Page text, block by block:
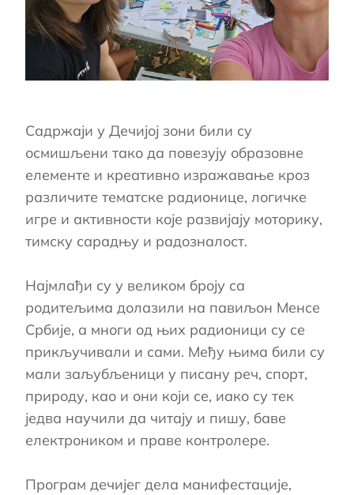
Садржаји у Дечијој зони били су
осмишљени тако да повезују образовне
елементе и креативно изражавање кроз
различите тематске радионице, логичке
игре и активности које развијају моторику,
тимску сарадњу и радозналост.
Најмлађи су у великом броју са
родитељима долазили на павиљон Менсе
Србије, а многи од њих радионици су се
прикључивали и сами. Међу њима били су
мали заљубљеници у писану реч, спорт,
природу, као и они који се, иако су тек
једва научили да читају и пишу, баве
електроником и праве контролере.
Програм дечијег дела манифестације,